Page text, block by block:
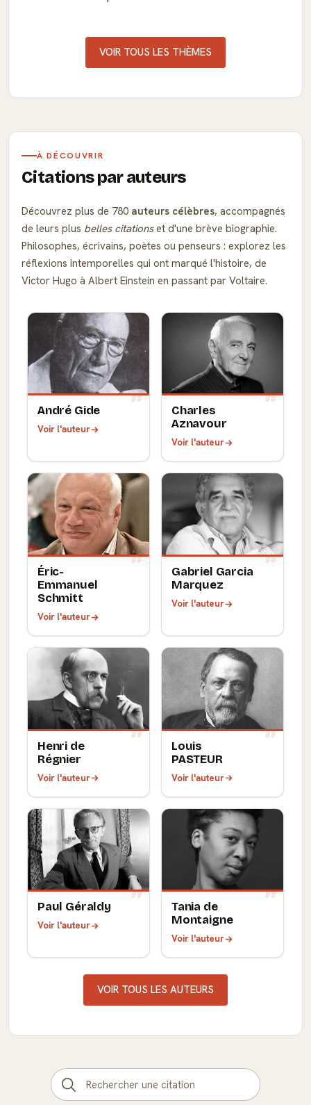
VOIR TOUS LES THÈMES
À DÉCOUVRIR
Citations par auteurs
Découvrez plus de 780 auteurs célèbres, accompagnés
de leurs plus belles citationset d'une brève biographie.
Philosophes, écrivains, poètes ou penseurs : explorez les
réflexions intemporelles qui ont marqué l'histoire, de
Victor Hugo à Albert Einstein en passant par Voltaire.
André Gide
Voir l'auteur
Charles
Aznavour
Voir l'auteur
Éric-
Emmanuel
Schmitt
Voir l'auteur
Gabriel Garcia
Marquez
Voir l'auteur
Henri de
Régnier
Voir l'auteur
Louis
PASTEUR
Voir l'auteur
Paul Géraldy
Voir l'auteur
Tania de
Montaigne
Voir l'auteur
VOIR TOUS LES AUTEURS